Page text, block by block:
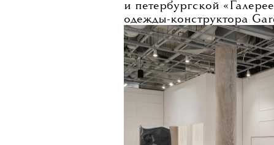
и петербургской
одежды-конструктора